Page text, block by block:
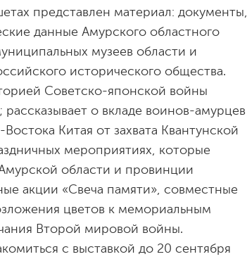
представлен материал: документы,
данные Амурского областного
музеев области и
исторического общества.
Советско-японской войны
рассказывает о вкладе воинов-амурцев
Китая от захвата Квантунской
мероприятиях, которые
области и провинции
акции «Свеча памяти», совместные
цветов к мемориальным
Второй мировой войны.
с выставкой до 20 сентября